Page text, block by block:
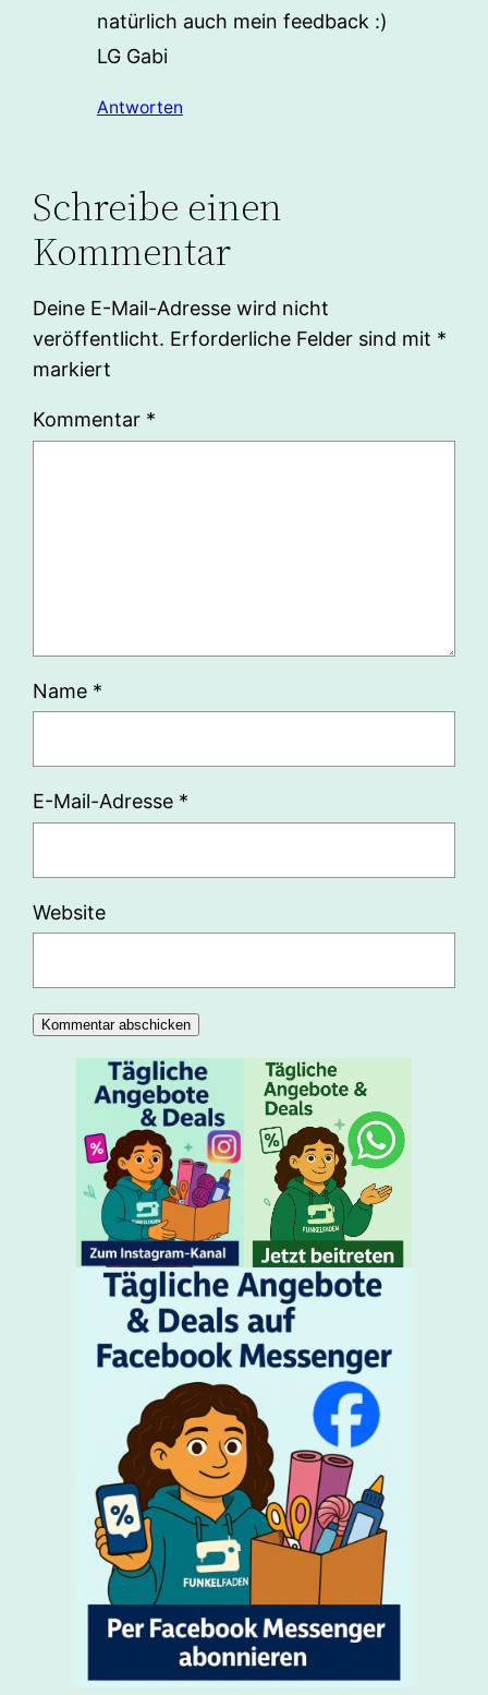
natürlich auch mein feedback :)
LG Gabi
Antworten
Schreibe einen
Kommentar
Deine E-Mail-Adresse wird nicht
veröffentlicht. Erforderliche Felder sind mit *
markiert
Kommentar *
Name *
E-Mail-Adresse *
Website